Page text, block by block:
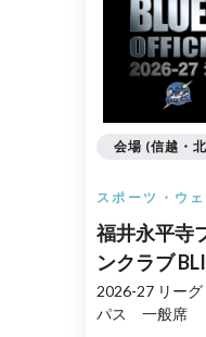
スポーツ・ウ
福井永平寺
ンクラブ
2026-27 入
2026-27 リー
パス 一般席
会場 (信越・